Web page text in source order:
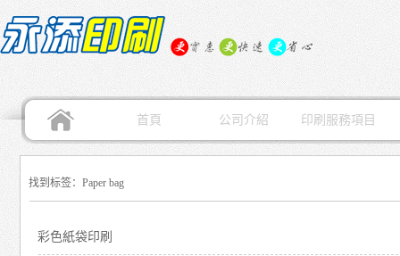
首頁 公司介紹 印刷服務項目
找到标签：Paper bag
彩色紙袋印刷